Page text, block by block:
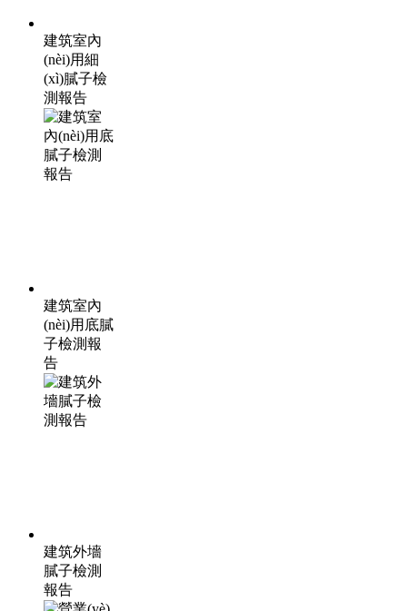
建筑室內
(nèi)用細
(xì)膩子檢
測報告
建筑室內
(nèi)用底膩
子檢測報
告
建筑外墻
膩子檢測
報告